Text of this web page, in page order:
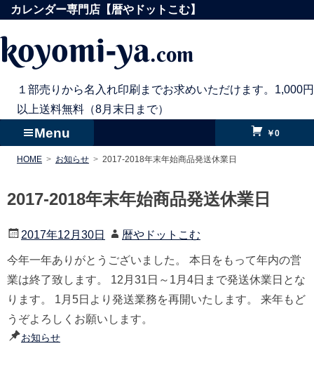
テ
キ
カレンダー専門店【暦やドットこむ】
koyomi-ya.com
１部売りから名入れ印刷までお求めいただけます。1,000円
以上送料無料（8月末日まで）
Menu ￥0
HOME お知らせ 2017-2018年末年始商品発送休業日
2017-2018年末年始商品発送休業日
2017年12月30日 暦やドットこむ
今年一年ありがとうございました。 本日をもって年内の営
業は終了致します。 12月31日～1月4日まで発送休業日とな
ります。 1月5日より発送業務を再開いたします。 来年もど
うぞよろしくお願いします。
お知らせ